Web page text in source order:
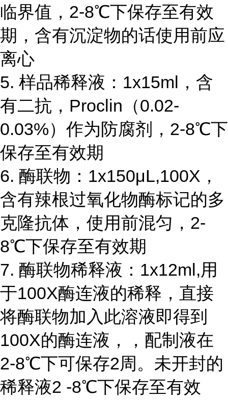
临界值，2-8℃下保存至有效
期，含有沉淀物的话使用前应
离心
5. 样品稀释液：1x15ml，含
有二抗，Proclin（0.02-
0.03%）作为防腐剂，2-8℃下
保存至有效期
6. 酶联物：1x150μL,100X，
含有辣根过氧化物酶标记的多
克隆抗体，使用前混匀，2-
8℃下保存至有效期
7. 酶联物稀释液：1x12ml,用
于100X酶连液的稀释，直接
将酶联物加入此溶液即得到
100X的酶连液，，配制液在
2-8℃下可保存2周。未开封的
稀释液2 -8℃下保存至有效